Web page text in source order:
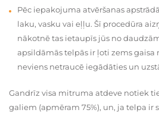
Pēc iepakojuma atvēršanas
laku, vasku vai eļļu. Šī procedūra
nākotnē tas ietaupīs jūs no
apsildāmās telpās ir ļoti zems gaisa
neviens netraucē iegādāties un
Gandrīz visa mitruma atdeve notiek
galiem (apmēram 75%), un, ja telpa ir